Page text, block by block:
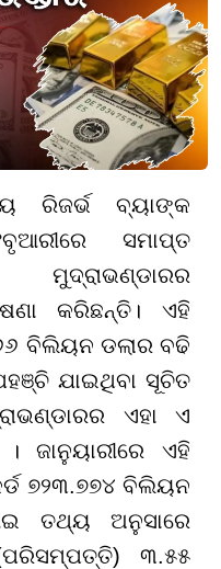
ରିଜର୍ଭ ବ୍ୟାଙ୍କ
ସମାପ୍ତ
ମୁଦ୍ରାଭଣ୍ଡାରର
କରିଛନ୍ତି। ଏହି
ବିଲିୟନ ଡଲାର ବଢି
ଯାଇଥିବା ସୂଚିତ
ଏହା ଏ
ଜାନୁୟାରୀରେ ଏହି
୭୨୩.୭୭୪ ବିଲିୟନ
ତଥ୍ୟ ଅନୁସାରେ
୩.୫୫